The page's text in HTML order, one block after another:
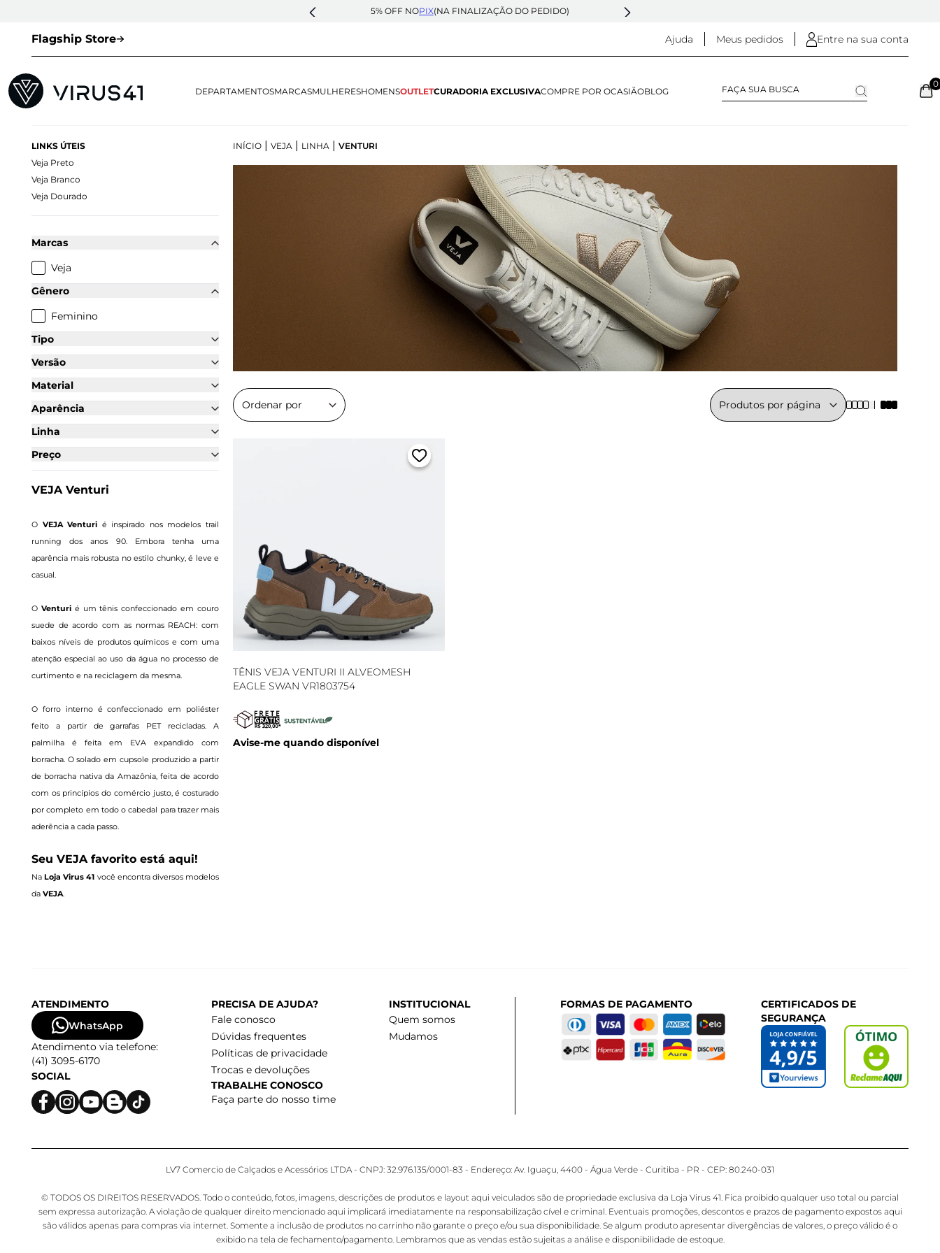
5% OFF NOPIX(NA FINALIZAÇÃO DO PEDIDO)
Flagship Store Ajuda Meus pedidos Entre na sua conta
DEPARTAMENTOSMARCASMULHERESHOMENSOUTLETCURADORIA EXCLUSIVACOMPRE POR OCASIÃOBLOG
0
LINKS ÚTEIS
Veja Preto
Veja Branco
Veja Dourado
Marcas
Veja
Aparência
Gênero
Feminino
Linha
Material
Tipo
Versão
Preço
VEJA Venturi
O VEJA Venturi é inspirado nos modelos trail
running dos anos 90. Embora tenha uma
aparência mais robusta no estilo chunky, é leve e
casual.
O Venturié um tênis confeccionado em couro
suede de acordo com as normas REACH: com
baixos níveis de produtos químicos e com uma
atenção especial ao uso da água no processo de
curtimento e na reciclagem da mesma.
O forro interno é confeccionado em poliéster
feito a partir de garrafas PET recicladas. A
palmilha é feita em EVA expandido com
borracha. O solado em cupsole produzido a partir
de borracha nativa da Amazônia, feita de acordo
com os princípios do comércio justo, é costurado
por completo em todo o cabedal para trazer mais
aderência a cada passo.
Seu VEJA favorito está aqui!
NaLoja Virus 41 você encontra diversos modelos
da VEJA.
INÍCIO | VEJA | LINHA | VENTURI
TÊNIS VEJA VENTURI II ALVEOMESH
EAGLE SWAN VR1803754
Avise-me quando disponível
ATENDIMENTO
WhatsApp
Atendimento via telefone:
(41) 3095-6170
SOCIAL
PRECISA DE AJUDA?
Fale conosco
Dúvidas frequentes
Políticas de privacidade
Trocas e devoluções
TRABALHE CONOSCO
Faça parte do nosso time
INSTITUCIONAL
Quem somos
Mudamos
FORMAS DE PAGAMENTO
CERTIFICADOS DE
SEGURANÇA
LV7 Comercio de Calçados e Acessórios LTDA - CNPJ: 32.976.135/0001-83 - Endereço: Av. Iguaçu, 4400 - Água Verde - Curitiba - PR - CEP: 80.240-031
© TODOS OS DIREITOS RESERVADOS. Todo o conteúdo, fotos, imagens, descrições de produtos e layout aqui veiculados são de propriedade exclusiva da Loja Virus 41. Fica proibido qualquer uso total ou parcial
sem expressa autorização. A violação de qualquer direito mencionado aqui implicará imediatamente na responsabilização cível e criminal. Eventuais promoções, descontos e prazos de pagamento expostos aqui
são válidos apenas para compras via internet. Somente a inclusão de produtos no carrinho não garante o preço e/ou sua disponibilidade. Se algum produto apresentar divergências de valores, o preço válido é o
exibido na tela de fechamento/pagamento. Lembramos que as vendas estão sujeitas a análise e disponibilidade de estoque.